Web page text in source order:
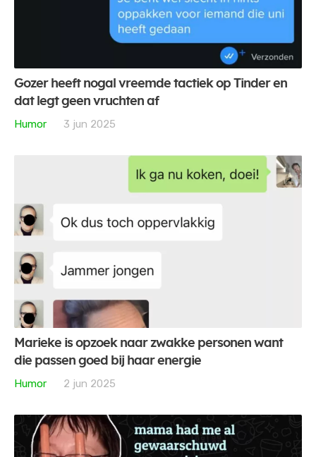
Gozer heeft nogal vreemde tactiek op Tinder en
dat legt geen vruchten af
Humor
3 jun 2025
Marieke is opzoek naar zwakke personen want
die passen goed bij haar energie
Humor
2 jun 2025